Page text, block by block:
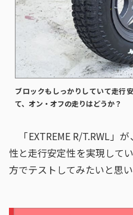
ブロックもしっかりしていて走行
て、オン・オフの走りはどうか？
「EXTREME R/T.RWL
性と走行安定性を実現して
方でテストしてみたいと思い